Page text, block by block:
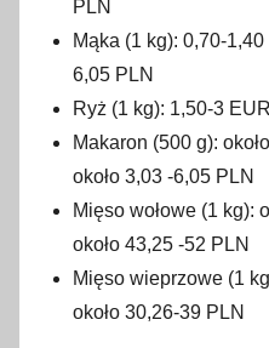
PLN
Mąka (1 kg): 0,70-
6,05 PLN
Ryż (1 kg): 1,50-3
Makaron (500 g):
około 3,03 -6,05 PLN
Mięso wołowe (1 kg):
około 43,25 -52 PLN
Mięso wieprzowe (1
około 30,26-39 PLN